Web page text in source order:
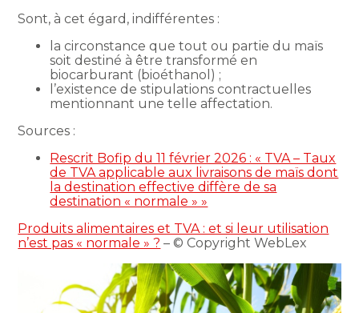
Sont, à cet égard, indifférentes :
la circonstance que tout ou partie du maïs
soit destiné à être transformé en
biocarburant (bioéthanol) ;
l’existence de stipulations contractuelles
mentionnant une telle affectation.
Sources :
Rescrit Bofip du 11 février 2026 : « TVA – Taux
de TVA applicable aux livraisons de maïs dont
la destination effective diffère de sa
destination « normale » »
Produits alimentaires et TVA : et si leur utilisation
n’est pas « normale » ? – © Copyright WebLex